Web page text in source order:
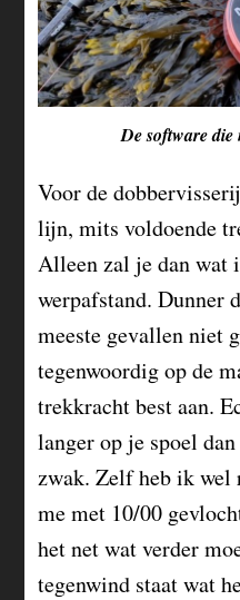
De software die
Voor de
lijn, mits voldoende
Alleen zal je dan wat
werpafstand. Dunner
meeste gevallen niet
tegenwoordig op de
trekkracht best aan.
langer op je spoel
zwak. Zelf heb ik wel
me met 10/00
het net wat verder
tegenwind staat wat